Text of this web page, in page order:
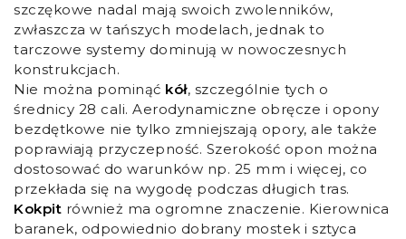
szczękowe nadal mają swoich zwolenników,
zwłaszcza w tańszych modelach, jednak to
tarczowe systemy dominują w nowoczesnych
konstrukcjach.
Nie można pominąć kół, szczególnie tych o
średnicy 28 cali. Aerodynamiczne obręcze i opony
bezdętkowe nie tylko zmniejszają opory, ale także
poprawiają przyczepność. Szerokość opon można
dostosować do warunków np. 25 mm i więcej, co
przekłada się na wygodę podczas długich tras.
Kokpit również ma ogromne znaczenie. Kierownica
baranek, odpowiednio dobrany mostek i sztyca